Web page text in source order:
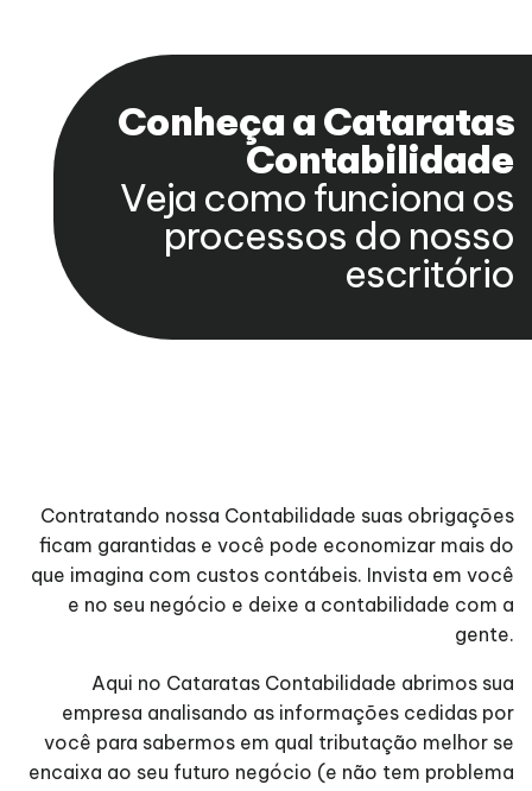
Conheça a Cataratas
Contabilidade
Veja como funciona os
processos do nosso
escritório
Contratando nossa Contabilidade suas obrigações
ficam garantidas e você pode economizar mais do
que imagina com custos contábeis. Invista em você
e no seu negócio e deixe a contabilidade com a
gente.
Aqui no Cataratas Contabilidade abrimos sua
empresa analisando as informações cedidas por
você para sabermos em qual tributação melhor se
encaixa ao seu futuro negócio (e não tem problema